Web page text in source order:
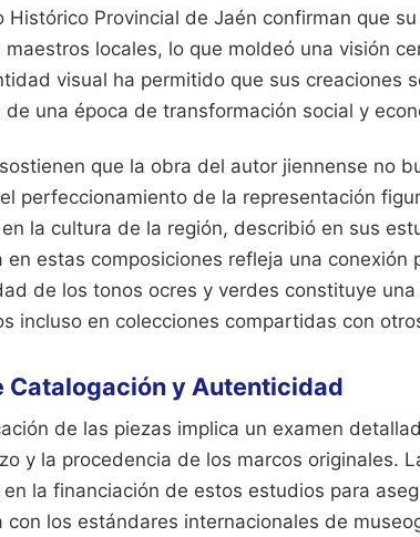
Histórico Provincial de Jaén confirman que
locales, lo que moldeó una visión
visual ha permitido que sus creaciones
una época de transformación social y
que la obra del autor jiennense no
perfeccionamiento de la representación
la cultura de la región, describió en sus
en estas composiciones refleja una conexión
de los tonos ocres y verdes constituye
incluso en colecciones compartidas con
Catalogación y Autenticidad
de las piezas implica un examen
y la procedencia de los marcos originales.
la financiación de estos estudios para
con los estándares internacionales de